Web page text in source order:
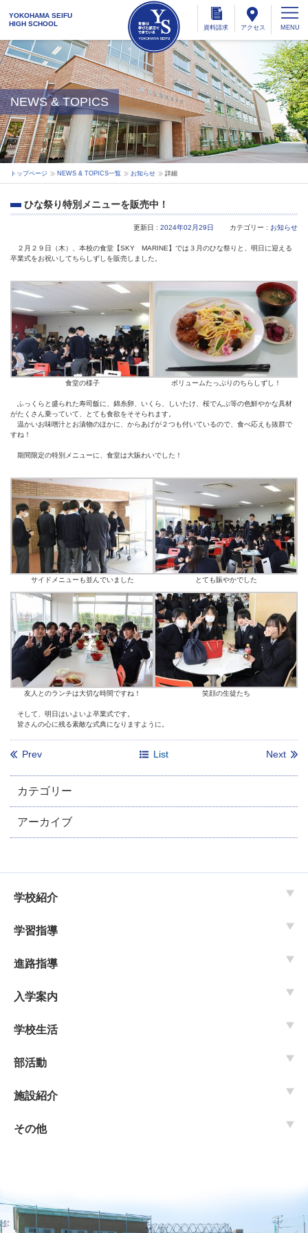
YOKOHAMA SEIFU
HIGH SCHOOL
資料請求 アクセス
NEWS & TOPICS
トップページ NEWS & TOPICS一覧 お知らせ 詳細
ひな祭り特別メニューを販売中！
更新日 : 2024年02月29日 カテゴリー : お知らせ
２月２９日（木）、本校の食堂【SKY MARINE】では３月のひな祭りと、明日に迎える
卒業式をお祝いしてちらしずしを販売しました。
食堂の様子 ボリュームたっぷりのちらしずし！
ふっくらと盛られた寿司飯に、錦糸卵、いくら、しいたけ、桜でんぶ等の色鮮やかな具材
がたくさん乗っていて、とても食欲をそそられます。
温かいお味噌汁とお漬物のほかに、からあげが２つも付いているので、食べ応えも抜群で
すね！
期間限定の特別メニューに、食堂は大賑わいでした！
サイドメニューも並んでいました とても賑やかでした
友人とのランチは大切な時間ですね！ 笑顔の生徒たち
そして、明日はいよいよ卒業式です。
皆さんの心に残る素敵な式典になりますように。
Prev List Next
カテゴリー
アーカイブ
学校紹介
学習指導
進路指導
入学案内
学校生活
部活動
施設紹介
その他